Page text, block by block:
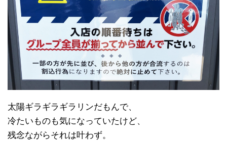
太陽ギラギラギラリンだもんで、
冷たいものも気になっていたけど、
残念ながらそれは叶わず。